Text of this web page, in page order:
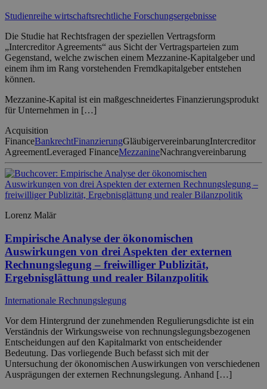
Studienreihe wirtschaftsrechtliche Forschungsergebnisse
Die Studie hat Rechtsfragen der speziellen Vertragsform
„Intercreditor Agreements“ aus Sicht der Vertragsparteien zum
Gegenstand, welche zwischen einem Mezzanine-Kapitalgeber und
einem ihm im Rang vorstehenden Fremdkapitalgeber entstehen
können.
Mezzanine-Kapital ist ein maßgeschneidertes Finanzierungsprodukt
für Unternehmen in […]
Acquisition
FinanceBankrechtFinanzierungGläubigervereinbarungIntercreditor
AgreementLeveraged FinanceMezzanineNachrangvereinbarung
Lorenz Malär
Empirische Analyse der ökonomischen
Auswirkungen von drei Aspekten der externen
Rechnungslegung – freiwilliger Publizität,
Ergebnisglättung und realer Bilanzpolitik
Internationale Rechnungslegung
Vor dem Hintergrund der zunehmenden Regulierungsdichte ist ein
Verständnis der Wirkungsweise von rechnungslegungsbezogenen
Entscheidungen auf den Kapitalmarkt von entscheidender
Bedeutung. Das vorliegende Buch befasst sich mit der
Untersuchung der ökonomischen Auswirkungen von verschiedenen
Ausprägungen der externen Rechnungslegung. Anhand […]